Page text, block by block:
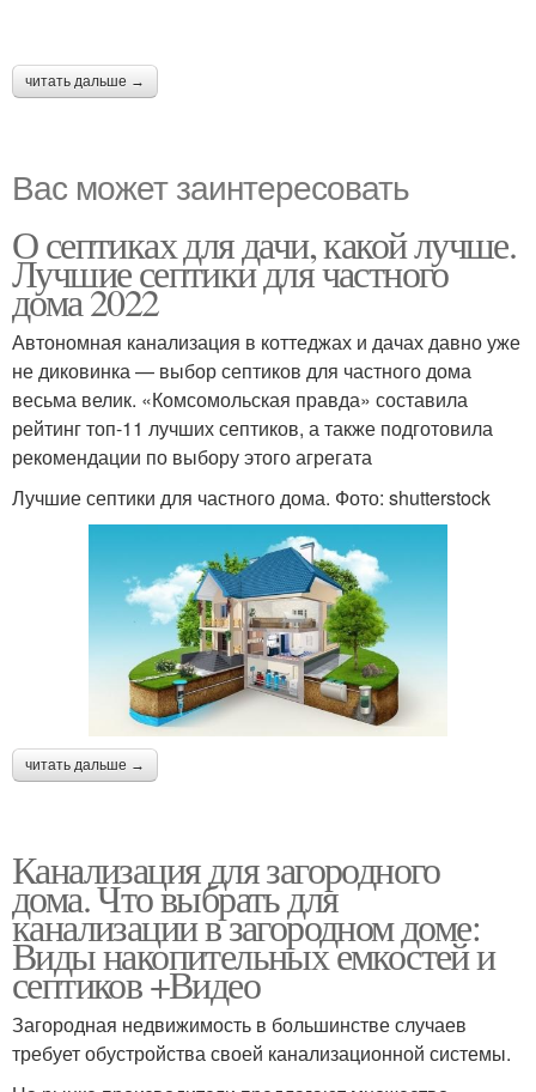
читать дальше →
Вас может заинтересовать
О септиках для дачи, какой лучше.
Лучшие септики для частного
дома 2022
Автономная канализация в коттеджах и дачах давно уже
не диковинка — выбор септиков для частного дома
весьма велик. «Комсомольская правда» составила
рейтинг топ-11 лучших септиков, а также подготовила
рекомендации по выбору этого агрегата
Лучшие септики для частного дома. Фото: shutterstock
читать дальше →
Канализация для загородного
дома. Что выбрать для
канализации в загородном доме:
Виды накопительных емкостей и
септиков +Видео
Загородная недвижимость в большинстве случаев
требует обустройства своей канализационной системы.